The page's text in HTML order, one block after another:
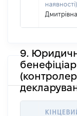
Дмитрівна
9.